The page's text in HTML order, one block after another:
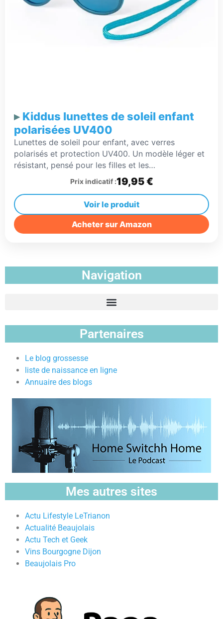
Kiddus lunettes de soleil enfant
polarisées UV400
Lunettes de soleil pour enfant, avec verres
polarisés et protection UV400. Un modèle léger et
résistant, pensé pour les filles et les…
Prix indicatif :19,95 €
Voir le produit
Acheter sur Amazon
Navigation
Partenaires
Le blog grossesse
liste de naissance en ligne
Annuaire des blogs
Mes autres sites
Actu Lifestyle LeTrianon
Actualité Beaujolais
Actu Tech et Geek
Vins Bourgogne Dijon
Beaujolais Pro